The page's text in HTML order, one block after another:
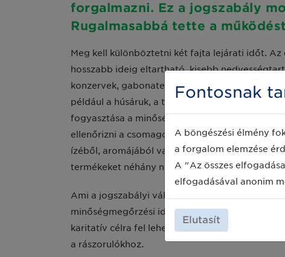
forgalmazni. Ez a jogszabály
Rugalmasabbá tette a
Meg kell különböztetni két fajta lejárati időt. Az
hosszabb ideig eltartható, kisebb
konzervek, gabonatermékek, rizs, fűszerek,
például a húsáruk, a tejtermékek, készételek,
fogyasztása a minőségmegőrzési idő után is
ellenőrizni a csomagolást és a termék illatát.
ízéből, aromájából vagy állaga nem lesz
termékeket néhány napos lejárati idővel a
Ami a jogszabályi változást illeti, a
minőségmegőrzési idővel rendelkező
karitatív célra fel lehet ajánlani őket.
a rászorulókhoz.
Fontosnak
A böngészési élmény
a forgalom elemzése
A "Az összes
elfogadásával anonim
Elutasít